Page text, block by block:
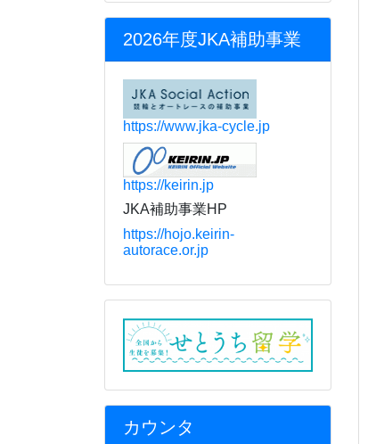
2026年度JKA補助事業
https://www.jka-cycle.jp
https://keirin.jp
JKA補助事業HP
https://hojo.keirin-
autorace.or.jp
カウンタ